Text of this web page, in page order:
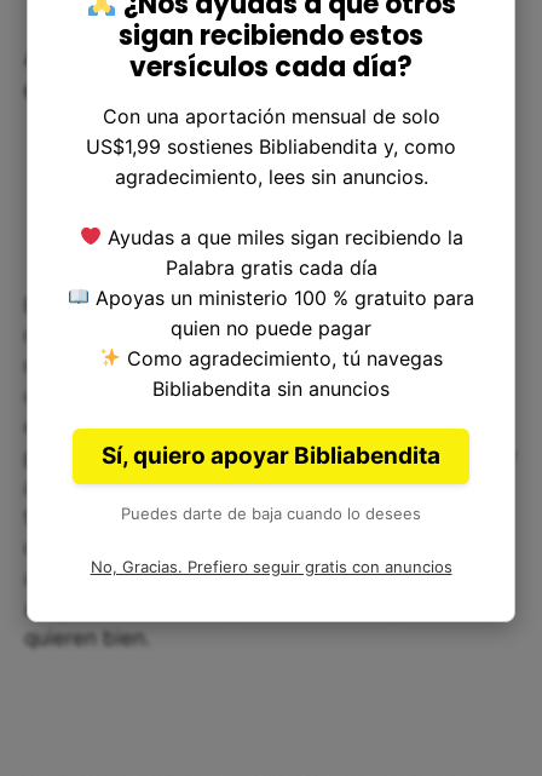
Aplicación en nuestra vida
cotidiana
El mensaje de Éxodo 18:24 es relevante para
nuestra vida cotidiana, ya que nos invita a
reflexionar sobre la importancia de escuchar a
otros y aprender de quienes tienen más
experiencia o conocimientos. En la vida
profesional, debemos estar dispuestos a escuchar
a nuestros mentores, superiores o colegas que
tienen un mayor conocimiento sobre un tema
abiertos a escuchar los consejos de nuestros
quieren bien.
sigan recibiendo estos
versículos cada día?
Con una aportación mensual de solo
US$1,99 sostienes Bibliabendita y, como
agradecimiento, lees sin anuncios.
Ayudas a que miles sigan recibiendo la
Palabra gratis cada día
Apoyas un ministerio 100 % gratuito para
quien no puede pagar
Como agradecimiento, tú navegas
Bibliabendita sin anuncios
Sí, quiero apoyar Bibliabendita
Puedes darte de baja cuando lo desees
No, Gracias. Prefiero seguir gratis con anuncios